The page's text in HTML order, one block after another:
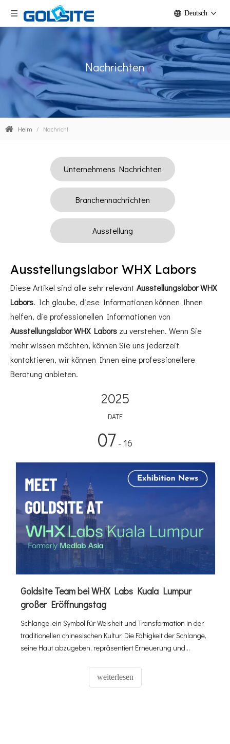
Deutsch
Nachrichten
Heim / Nachricht
Unternehmens Nachrichten
Branchennachrichten
Ausstellung
Ausstellungslabor WHX Labors
Diese Artikel sind alle sehr relevant Ausstellungslabor WHX
Labors. Ich glaube, diese Informationen können Ihnen
helfen, die professionellen Informationen von
Ausstellungslabor WHX Labors zu verstehen. Wenn Sie
mehr wissen möchten, können Sie uns jederzeit
kontaktieren, wir können Ihnen eine professionellere
Beratung anbieten.
2025
DATE
07 - 16
Goldsite Team bei WHX Labs Kuala Lumpur
großer Eröffnungstag
Schlange, ein Symbol für Weisheit und Transformation in der
traditionellen chinesischen Kultur. Die Fähigkeit der Schlange,
seine Haut abzugeben, repräsentiert Erneuerung und
als Symbol der Heilung über die chinesische Kultur hinaus. In
der griechischen Mythologie ist der von einer Schlange
weiterlesen